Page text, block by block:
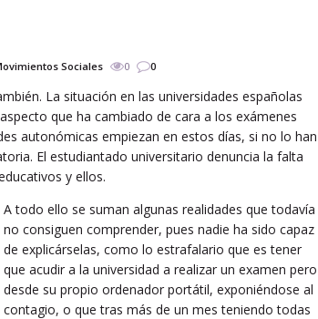
Sociales 0 0
La situación en las universidades españolas
que ha cambiado de cara a los exámenes
autonómicas empiezan en estos días, si no lo han
El estudiantado universitario denuncia la falta
y ellos.
A todo ello se suman algunas realidades que todavía
no consiguen comprender, pues nadie ha sido capaz
de explicárselas, como lo estrafalario que es tener
que acudir a la universidad a realizar un examen pero
desde su propio ordenador portátil, exponiéndose al
contagio, o que tras más de un mes teniendo todas